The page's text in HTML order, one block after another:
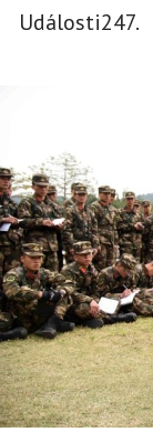
Události247.